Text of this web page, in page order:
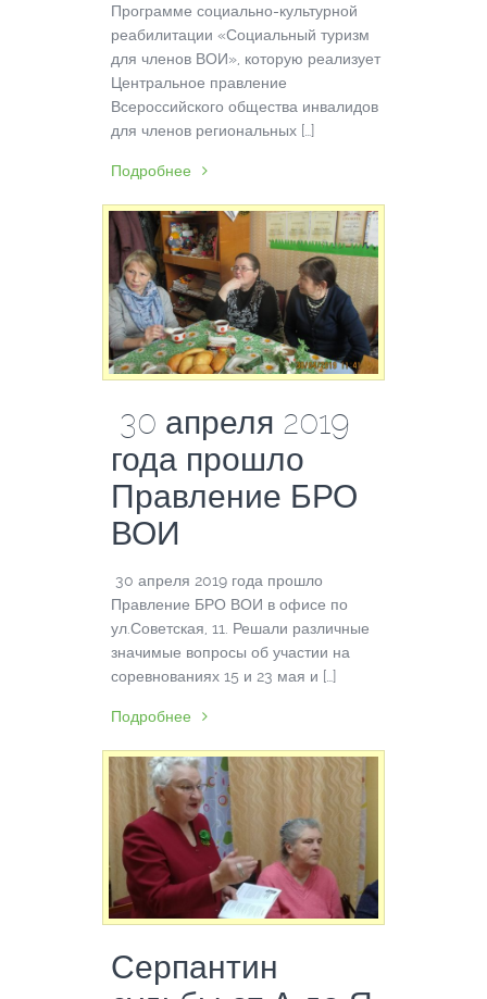
Программе социально-культурной
реабилитации «Социальный туризм
для членов ВОИ», которую реализует
Центральное правление
Всероссийского общества инвалидов
для членов региональных […]
Подробнее
30 апреля 2019
года прошло
Правление БРО
ВОИ
30 апреля 2019 года прошло
Правление БРО ВОИ в офисе по
ул.Советская, 11. Решали различные
значимые вопросы об участии на
соревнованиях 15 и 23 мая и […]
Подробнее
Серпантин